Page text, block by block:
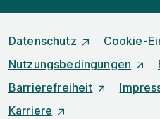
Datenschutz
Cookie-
Nutzungsbedingungen
Barrierefreiheit
Karriere